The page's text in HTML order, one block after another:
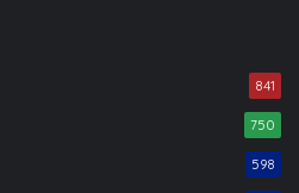
841
750
598